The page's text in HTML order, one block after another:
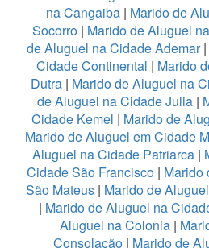
na Cangaiba | Marido de
Socorro | Marido de Aluguel
de Aluguel na Cidade Ademar|
Cidade Continental | Marido
Dutra | Marido de Aluguel na
de Aluguel na Cidade Julia |
Cidade Kemel | Marido de
Marido de Aluguel em Cidade
Aluguel na Cidade Patriarca|
Cidade São Francisco | Marido
São Mateus| Marido de
| Marido de Aluguel na
Aluguel na Colonia|
Consolação | Marido de